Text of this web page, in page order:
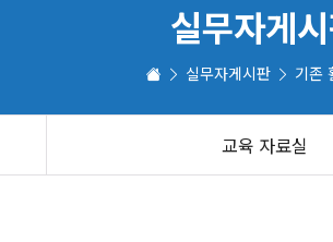
고령운전자 운전면허 정기적성(갱신)
교통안전 정보
실무자게
실무자게시판 기존
교육 자료실